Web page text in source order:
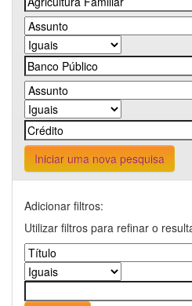
Iniciar uma nova pesquisa
Adicionar filtros:
Utilizar filtros para refinar o